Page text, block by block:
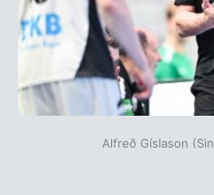
Alfreð Gíslason